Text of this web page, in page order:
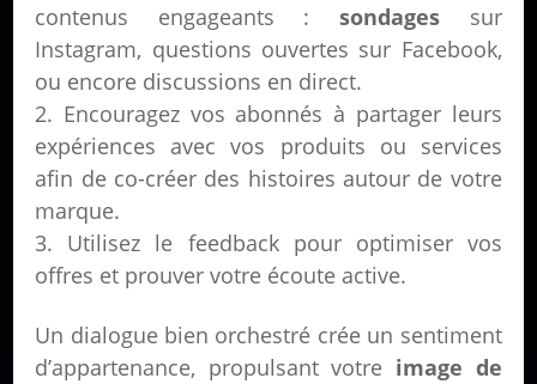
contenus engageants :sondages sur
Instagram, questions ouvertes sur Facebook,
ou encore discussions en direct.
Encouragez vos abonnés à partager leurs
expériences avec vos produits ou services
afin de co-créer des histoires autour de votre
marque.
Utilisez le feedback pour optimiser vos
offres et prouver votre écoute active.
Un dialogue bien orchestré crée un sentiment
d’appartenance, propulsant votre image de